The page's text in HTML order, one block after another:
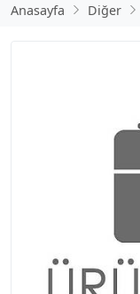
Anasayfa Diğer